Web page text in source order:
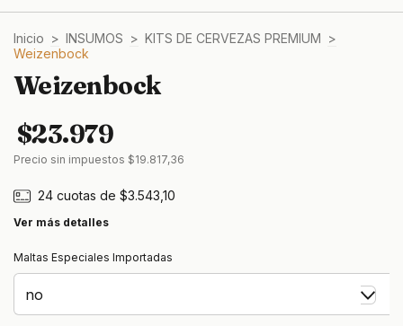
Inicio > INSUMOS > KITS DE CERVEZAS PREMIUM >
Weizenbock
Weizenbock
$23.979
Precio sin impuestos $19.817,36
24 cuotas de $3.543,10
Ver más detalles
Maltas Especiales Importadas